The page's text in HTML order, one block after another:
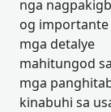
nga
og importante
mga detalye
mahitungod sa
mga
kinabuhi sa